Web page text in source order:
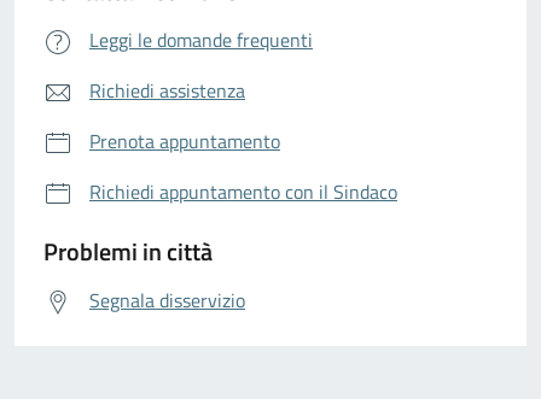
Leggi le domande frequenti
Richiedi assistenza
Prenota appuntamento
Richiedi appuntamento con il Sindaco
Problemi in città
Segnala disservizio